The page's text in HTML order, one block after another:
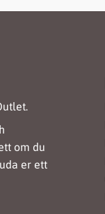
om du
er ett